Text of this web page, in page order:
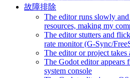
故障排除
The editor runs slowly
resources, making my
The editor stutters and
rate monitor (G-Sync/
The editor or project
The Godot editor appears
system console